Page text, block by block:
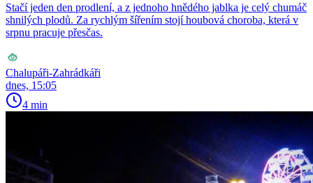
Stačí jeden den prodlení, a z jednoho hnědého jablka je celý chumáč
shnilých plodů. Za rychlým šířením stojí houbová choroba, která v
srpnu pracuje přesčas.
Chalupáři-Zahrádkáři
dnes, 15:05
4 min